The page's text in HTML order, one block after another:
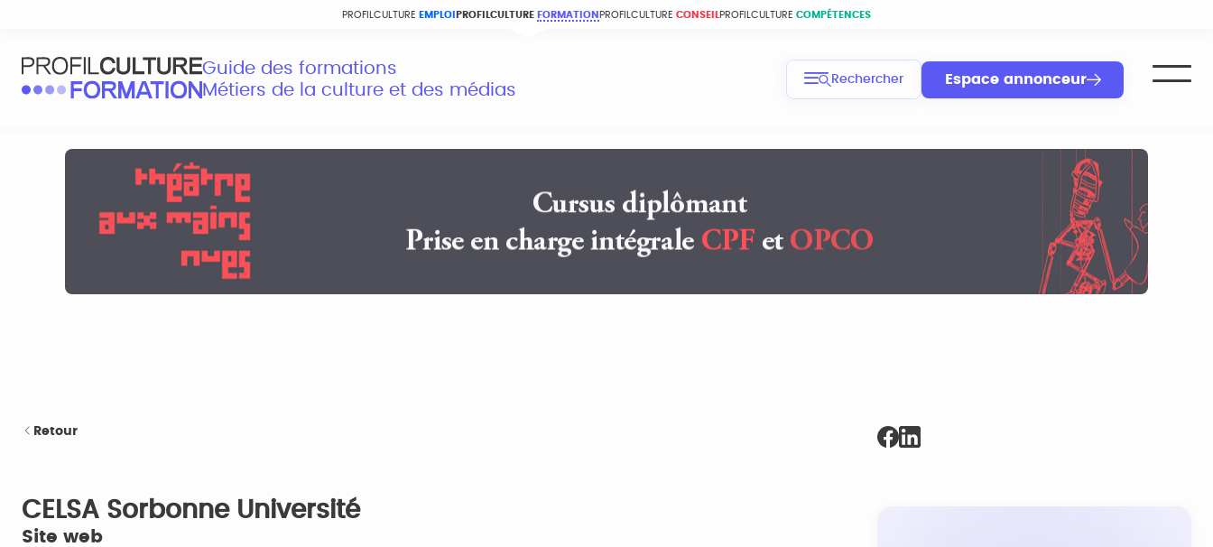
PROFILCULTURE EMPLOI PROFILCULTURE FORMATION PROFILCULTURE CONSEIL PROFILCULTURE COMPÉTENCES
Guide des formations
Métiers de la culture et des médias
Rechercher Espace annonceur
Retour
CELSA Sorbonne Université
Site web